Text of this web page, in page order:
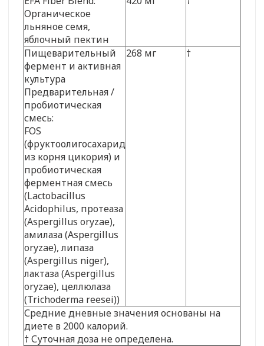
Органическое
льняное семя,
яблочный пектин
Пищеварительный
фермент и активная
культура
Предварительная /
пробиотическая
смесь:
FOS
(фруктоолигосахарид
из корня цикория) и
пробиотическая
ферментная смесь
(Lactobacillus
Acidophilus, протеаза
(Aspergillus oryzae),
амилаза (Aspergillus
oryzae), липаза
(Aspergillus niger),
лактаза (Aspergillus
oryzae), целлюлаза
(Trichoderma reesei))
268 мг †
Средние дневные значения основаны на
диете в 2000 калорий.
† Суточная доза не определена.